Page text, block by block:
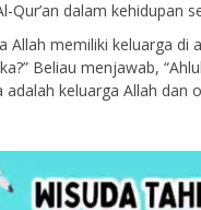
Qur’an dalam kehidupan
Allah memiliki keluarga
Beliau menjawab,
adalah keluarga Allah dan